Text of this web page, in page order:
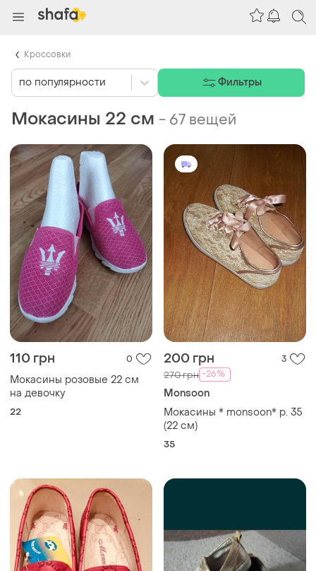
Мокасины 22 см - 67 вещей
110 грн 0
Мокасины розовые 22 см
на девочку
22
200 грн 3
270 грн -26%
Monsoon
Мокасины * monsoon* р. 35
(22 см)
35
по популярности Фильтры
Кроссовки